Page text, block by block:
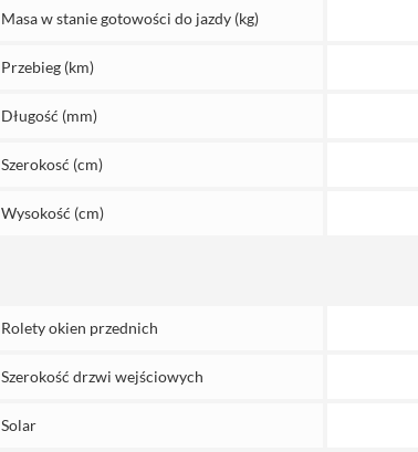
Masa w stanie gotowości do jazdy (kg)
Przebieg (km)
Długość (mm)
Szerokosć (cm)
Wysokość (cm)
Rolety okien przednich
Szerokość drzwi wejściowych
Solar